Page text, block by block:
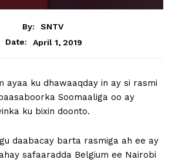
By:
SNTV
Date:
April 1, 2019
ayaa ku dhawaaqday in ay si rasmi
Soomaaliga oo ay
ku bixin doonto.
daabacay barta rasmiga ah ee ay
safaaradda Belgium ee Nairobi